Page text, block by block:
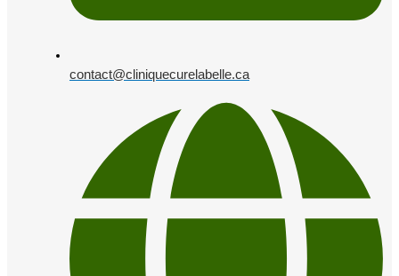
contact@cliniquecurelabelle.ca